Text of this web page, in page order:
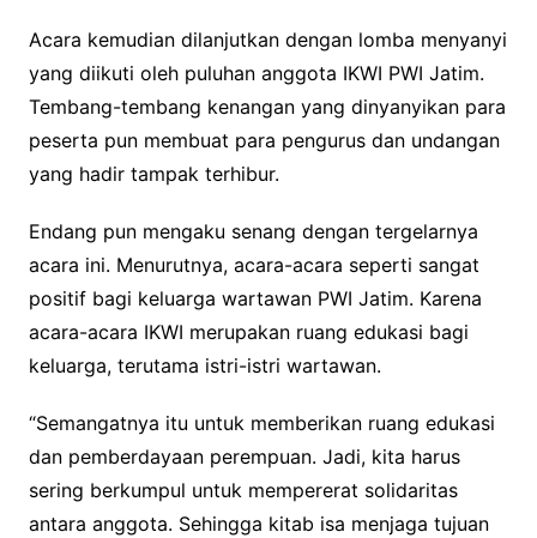
Acara kemudian dilanjutkan dengan lomba menyanyi
yang diikuti oleh puluhan anggota IKWI PWI Jatim.
Tembang-tembang kenangan yang dinyanyikan para
peserta pun membuat para pengurus dan undangan
yang hadir tampak terhibur.
Endang pun mengaku senang dengan tergelarnya
acara ini. Menurutnya, acara-acara seperti sangat
positif bagi keluarga wartawan PWI Jatim. Karena
acara-acara IKWI merupakan ruang edukasi bagi
keluarga, terutama istri-istri wartawan.
“Semangatnya itu untuk memberikan ruang edukasi
dan pemberdayaan perempuan. Jadi, kita harus
sering berkumpul untuk mempererat solidaritas
antara anggota. Sehingga kitab isa menjaga tujuan